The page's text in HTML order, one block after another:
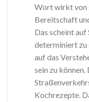
Wort wirkt von
Bereitschaft
Das scheint
determiniert zu
auf das
sein zu
Kochrezepte.